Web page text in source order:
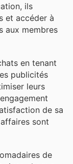
ils
et accéder à
aux membres
en tenant
publicités
leurs
de sa
sont
de